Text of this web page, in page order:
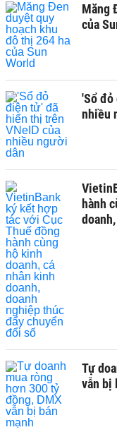
Măng
của
'Sổ
nhiều
hành
Tự
vẫn bị